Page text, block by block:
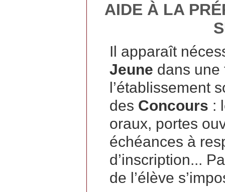
AIDE À LA
Il apparaît
Jeune dans
l’établissement
des Concours :
oraux, portes
échéances à
d’inscription...
de l’élève